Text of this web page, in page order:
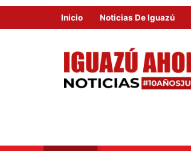
Inicio Noticias De Iguazú